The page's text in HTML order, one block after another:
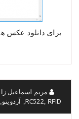
برای دانلود عکس
مریم اسماعیل
RC522,RFID
, آردوینو,